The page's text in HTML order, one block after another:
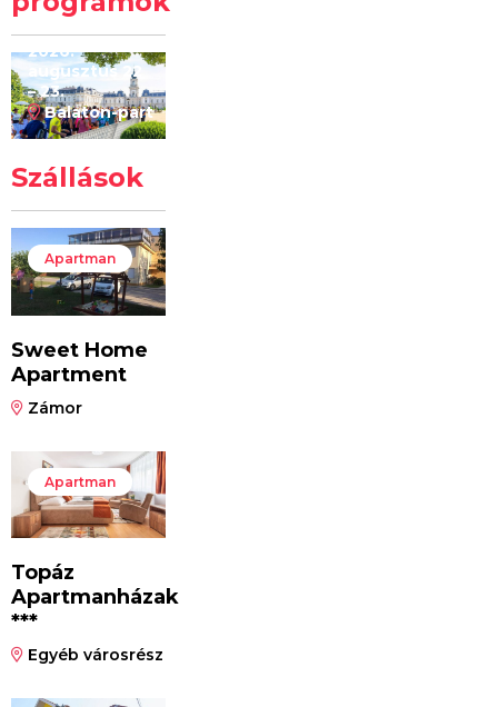
2026.
augusztus 22
– 23.
Balaton-part
Szállások
Apartman
Sweet Home
Apartment
Zámor
Apartman
Topáz
Apartmanházak
***
Egyéb városrész